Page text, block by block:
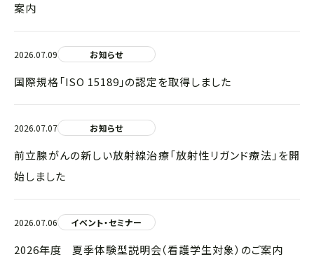
案内
2026.07.09 お知らせ
国際規格「ISO 15189」の認定を取得しました
2026.07.07 お知らせ
前立腺がんの新しい放射線治療「放射性リガンド療法」を開
始しました
2026.07.06 イベント・セミナー
2026年度 夏季体験型説明会（看護学生対象）のご案内